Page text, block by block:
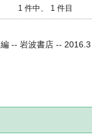
1 件中、 1 件目
-- 岩波書店 --